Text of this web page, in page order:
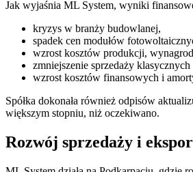
Jak wyjaśnia ML System, wyniki
kryzys w branży budowlanej,
spadek cen modułów
wzrost kosztów produkcji,
zmniejszenie sprzedaży
wzrost kosztów finansowych i
Spółka dokonała również odpisów
większym stopniu, niż oczekiwano.
Rozwój sprzedaży i